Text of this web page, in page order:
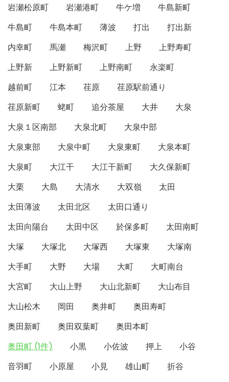
岩瀬松原町
岩瀬港町 牛ケ増
牛島新町
牛島町
牛島本町 薄波 打出
打出新
内幸町
馬瀬 梅沢町 上野
上野寿町
上野新
上野新町 上野南町
永楽町
越前町
江本 荏原
荏原駅前通り
荏原新町
蛯町 追分茶屋 大井
大泉
大泉１区南部
大泉北町
大泉中部
大泉東部
大泉中町 大泉東町
大泉本町
大泉町
大江干 大江干新町
大久保新町
大栗
大島 大清水 大双嶺
太田
太田薄波
太田北区
太田口通り
太田向陽台
太田中区 於保多町
太田南町
大塚
大塚北 大塚西 大塚東
大塚南
大手町
大野 大場 大町
大町南台
大宮町
大山上野 大山北新町
大山布目
大山松木
岡田 奥井町
奥田寿町
奥田新町
奥田双葉町
奥田本町
奥田町 (1件)
小黒 小佐波 押上
小谷
音羽町
小原屋 小見 雄山町
折谷